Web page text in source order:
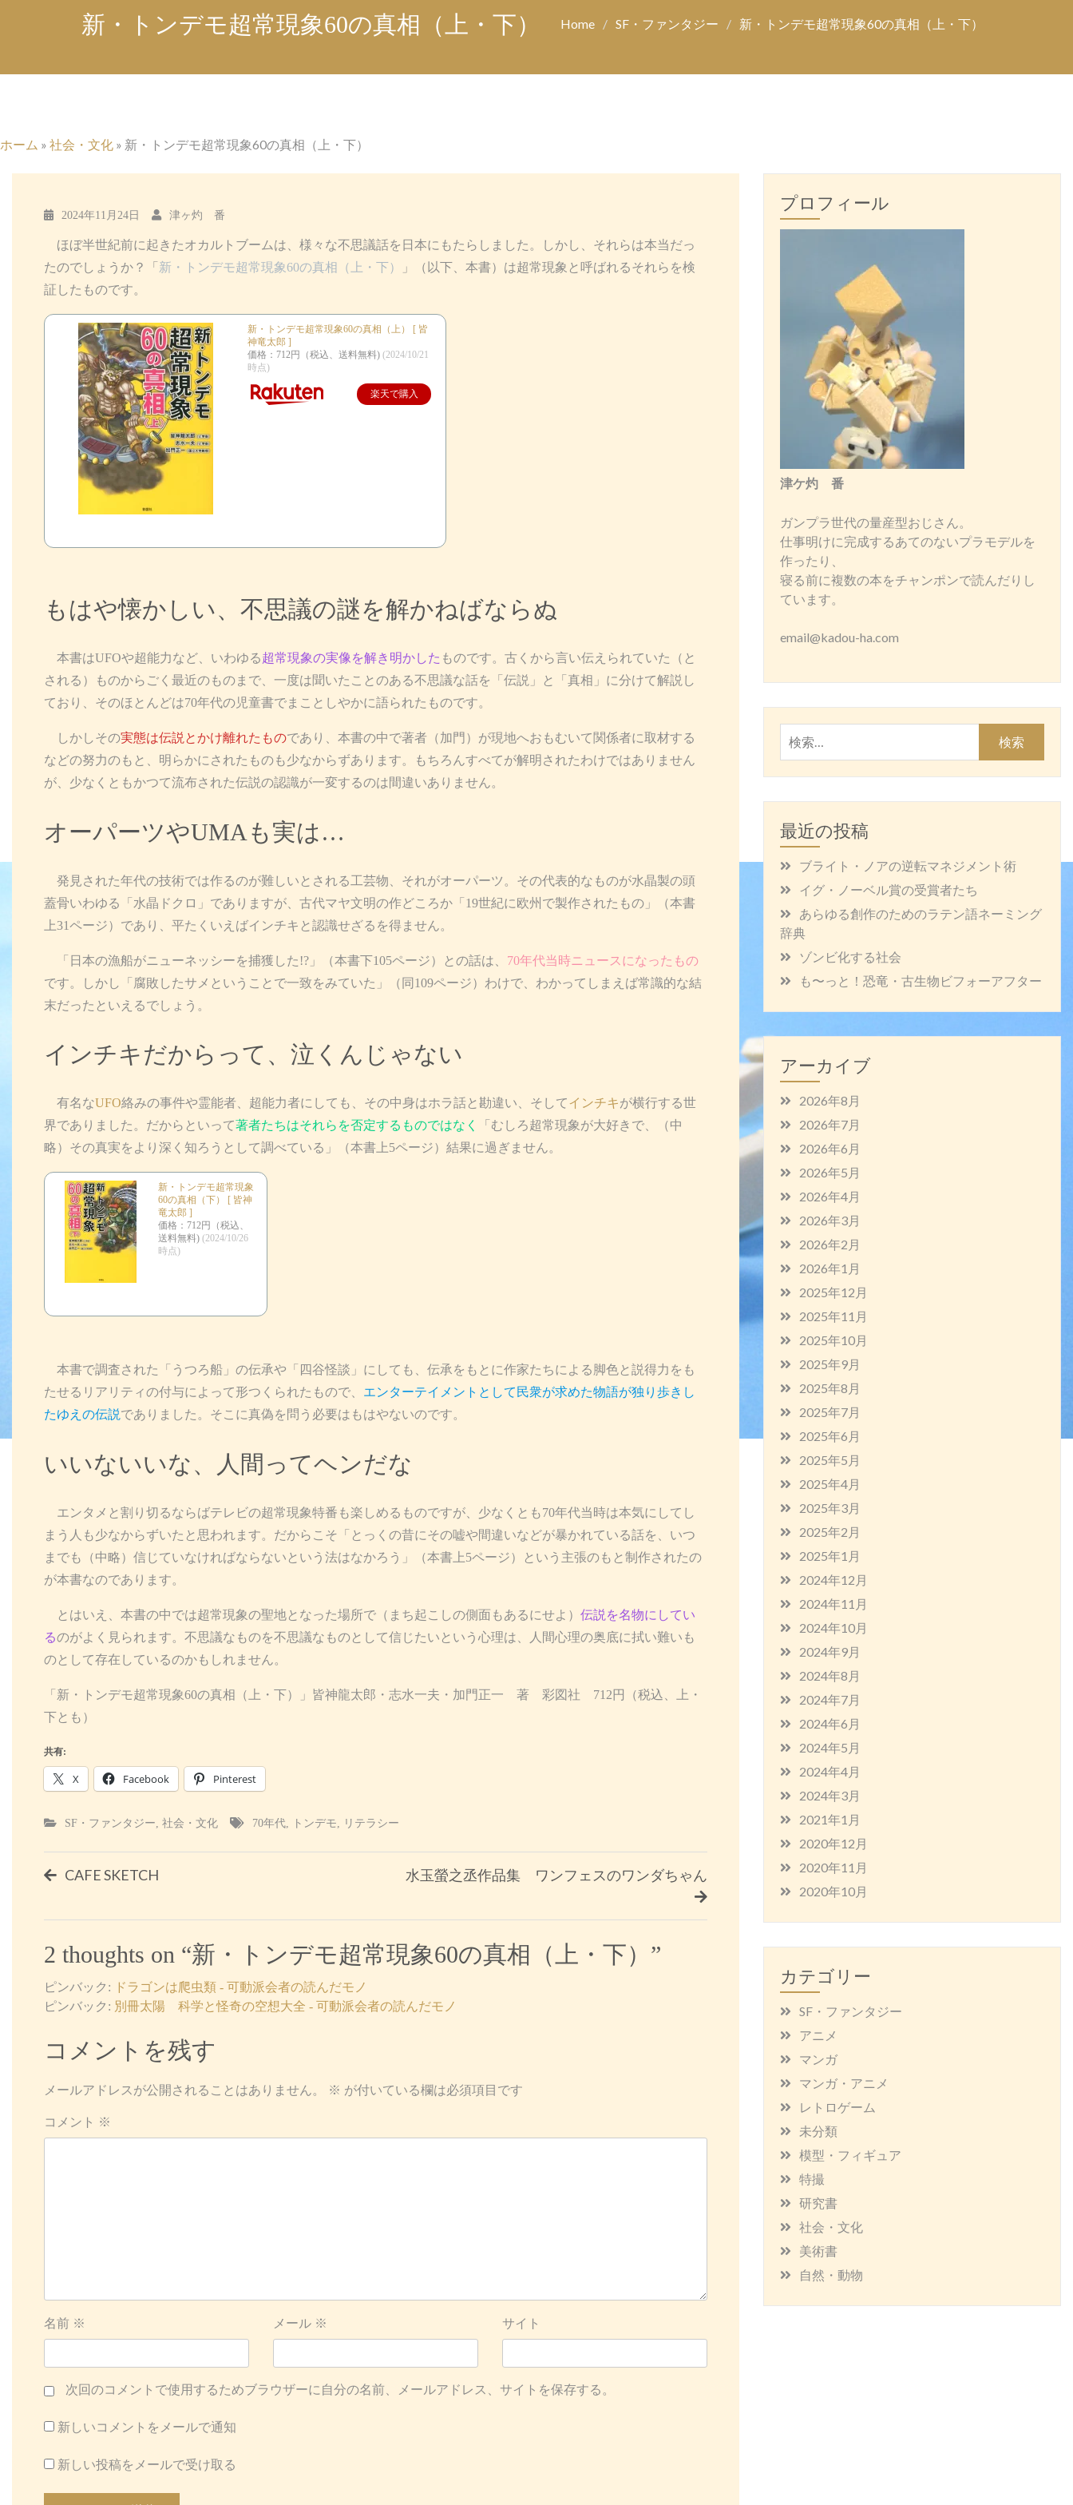
新・トンデモ超常現象60の真相（上・下） Home SF・ファンタジー 新・トンデモ超常現象60の真相（上・下）
ホーム » 社会・文化 » 新・トンデモ超常現象60の真相（上・下）
2024年11月24日 津ヶ灼 番
ほぼ半世紀前に起きたオカルトブームは、様々な不思議話を日本にもたらしました。しかし、それらは本当だっ
たのでしょうか？「 新・トンデモ超常現象60の真相（上・下）
」（以下、本書）は超常現象と呼ばれるそれらを検
証したものです。
新・トンデモ超常現象60の真相（上） [ 皆
神竜太郎 ]
価格：712円（税込、送料無料) (2024/10/21
時点)
楽天で購入
もはや懐かしい、不思議の謎を解かねばならぬ
本書はUFOや超能力など、いわゆる超常現象の実像を解き明かした ものです。古くから言い伝えられていた（と
される）ものからごく最近のものまで、一度は聞いたことのある不思議な話を「伝説」と「真相」に分けて解説し
ており、そのほとんどは70年代の児童書でまことしやかに語られたものです。
しかしその実態は伝説とかけ離れたものであり、本書の中で著者（加門）が現地へおもむいて関係者に取材する
などの努力のもと、明らかにされたものも少なからずあります。もちろんすべてが解明されたわけではありません
が、少なくともかつて流布された伝説の認識が一変するのは間違いありません。
オーパーツやUMAも実は…
発見された年代の技術では作るのが難しいとされる工芸物、それがオーパーツ。その代表的なものが水晶製の頭
蓋骨いわゆる「水晶ドクロ」でありますが、古代マヤ文明の作どころか「19世紀に欧州で製作されたもの」（本書
上31ページ）であり、平たくいえばインチキと認識せざるを得ません。
「日本の漁船がニューネッシーを捕獲した!?」（本書下105ページ）との話は、 70年代当時ニュースになったもの
です。しかし「腐敗したサメということで一致をみていた」（同109ページ）わけで、わかってしまえば常識的な結
末だったといえるでしょう。
インチキだからって、泣くんじゃない
有名なUFO絡みの事件や霊能者、超能力者にしても、その中身はホラ話と勘違い、そしてインチキが横行する世
界でありました。だからといって著者たちはそれらを否定するものではなく
「むしろ超常現象が大好きで、（中
略）その真実をより深く知ろうとして調べている」（本書上5ページ）結果に過ぎません。
新・トンデモ超常現象
60の真相（下） [ 皆神
竜太郎 ]
価格：712円（税込、
送料無料) (2024/10/26
時点)
本書で調査された「うつろ船」の伝承や「四谷怪談」にしても、伝承をもとに作家たちによる脚色と説得力をも
たせるリアリティの付与によって形つくられたもので、 エンターテイメントとして民衆が求めた物語が独り歩きし
たゆえの伝説でありました。そこに真偽を問う必要はもはやないのです。
いいないいな、人間ってヘンだな
エンタメと割り切るならばテレビの超常現象特番も楽しめるものですが、少なくとも70年代当時は本気にしてし
まう人も少なからずいたと思われます。だからこそ「とっくの昔にその嘘や間違いなどが暴かれている話を、いつ
までも（中略）信じていなければならないという法はなかろう」（本書上5ページ）という主張のもと制作されたの
が本書なのであります。
とはいえ、本書の中では超常現象の聖地となった場所で（まち起こしの側面もあるにせよ） 伝説を名物にしてい
るのがよく見られます。不思議なものを不思議なものとして信じたいという心理は、人間心理の奥底に拭い難いも
のとして存在しているのかもしれません。
「新・トンデモ超常現象60の真相（上・下）」皆神龍太郎・志水一夫・加門正一 著 彩図社 712円（税込、上・
下とも）
共有:
X Facebook Pinterest
SF・ファンタジー, 社会・文化 70年代, トンデモ, リテラシー
投
ナ
ビ
ゲ
ー
シ
ョ
CAFE SKETCH 水玉螢之丞作品集 ワンフェスのワンダちゃん
2 thoughts on “新・トンデモ超常現象60の真相（上・下） ”
ピンバック:
ドラゴンは爬虫類 - 可動派会者の読んだモノ
ピンバック: 別冊太陽 科学と怪奇の空想大全 - 可動派会者の読んだモノ
コメントを残す
メールアドレスが公開されることはありません。 ※ が付いている欄は必須項目です
コメント ※
名前 ※ メール ※ サイト
次回のコメントで使用するためブラウザーに自分の名前、メールアドレス、サイトを保存する。
新しいコメントをメールで通知
新しい投稿をメールで受け取る
プロフィール
津ケ灼 番
ガンプラ世代の量産型おじさん。
仕事明けに完成するあてのないプラモデルを
作ったり、
寝る前に複数の本をチャンポンで読んだりし
ています。
email@kadou-ha.com
索:
最近の投稿
ブライト・ノアの逆転マネジメント術
イグ・ノーベル賞の受賞者たち
あらゆる創作のためのラテン語ネーミング
辞典
ゾンビ化する社会
も〜っと！恐竜・古生物ビフォーアフター
アーカイブ
2026年8月
2026年7月
2026年6月
2026年5月
2026年4月
2026年3月
2026年2月
2026年1月
2025年12月
2025年11月
2025年10月
2025年9月
2025年8月
2025年7月
2025年6月
2025年5月
2025年4月
2025年3月
2025年2月
2025年1月
2024年12月
2024年11月
2024年10月
2024年9月
2024年8月
2024年7月
2024年6月
2024年5月
2024年4月
2024年3月
2021年1月
2020年12月
2020年11月
2020年10月
カテゴリー
SF・ファンタジー
アニメ
マンガ
マンガ・アニメ
レトロゲーム
未分類
模型・フィギュア
特撮
研究書
社会・文化
美術書
自然・動物